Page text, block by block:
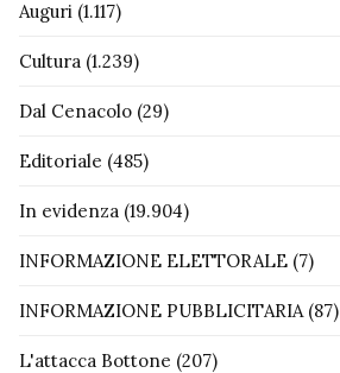
Auguri (1.117)
Cultura (1.239)
Dal Cenacolo (29)
Editoriale (485)
In evidenza (19.904)
INFORMAZIONE ELETTORALE (7)
INFORMAZIONE PUBBLICITARIA(87)
L'attacca Bottone (207)